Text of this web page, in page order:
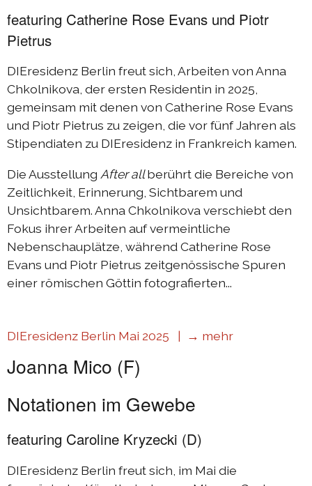
featuring Catherine Rose Evans und Piotr
Pietrus
DIEresidenz Berlin freut sich, Arbeiten von Anna
Chkolnikova, der ersten Residentin in 2025,
gemeinsam mit denen von Catherine Rose Evans
und Piotr Pietrus zu zeigen, die vor fünf Jahren als
Stipendiaten zu DIEresidenz in Frankreich kamen.
Die Ausstellung After allberührt die Bereiche von
Zeitlichkeit, Erinnerung, Sichtbarem und
Unsichtbarem. Anna Chkolnikova verschiebt den
Fokus ihrer Arbeiten auf vermeintliche
Nebenschauplätze, während Catherine Rose
Evans und Piotr Pietrus zeitgenössische Spuren
einer römischen Göttin fotografierten...
DIEresidenz Berlin Mai 2025 | → mehr
Joanna Mico (F)
Notationen im Gewebe
featuring Caroline Kryzecki (D)
DIEresidenz Berlin freut sich, im Mai die